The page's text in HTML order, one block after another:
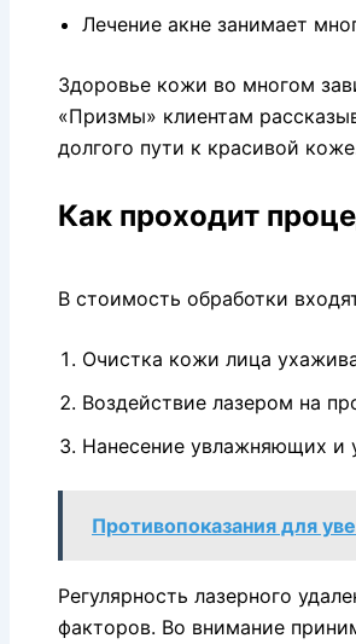
Лечение акне занимает
Здоровье кожи во многом
«Призмы» клиентам
долгого пути к красивой
Как проходит
В стоимость обработки
Очистка кожи лица
Воздействие лазером на
Нанесение увлажняющих и
Противопоказания для
Регулярность лазерного
факторов. Во внимание